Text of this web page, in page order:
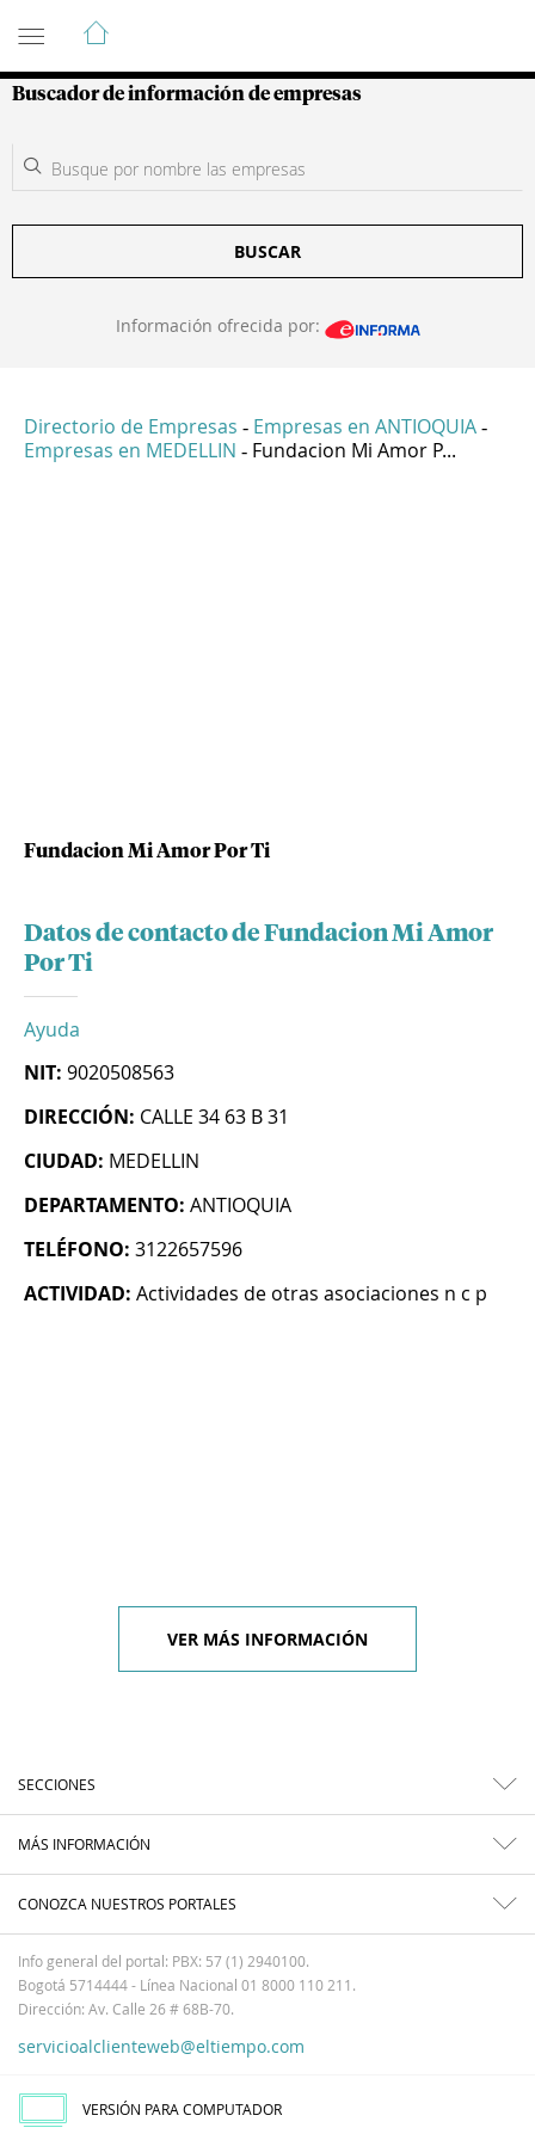
Guía de Empresas Colombianas
Buscador de información de empresas
BUSCAR
Información ofrecida por:
Directorio de Empresas - Empresas en ANTIOQUIA -
Empresas en MEDELLIN - Fundacion Mi Amor P...
Fundacion Mi Amor Por Ti
Datos de contacto de Fundacion Mi Amor
Por Ti
Ayuda
NIT: 9020508563
DIRECCIÓN: CALLE 34 63 B 31
CIUDAD: MEDELLIN
DEPARTAMENTO: ANTIOQUIA
TELÉFONO: 3122657596
ACTIVIDAD: Actividades de otras asociaciones n c p
VER MÁS INFORMACIÓN
SECCIONES
MÁS INFORMACIÓN
CONOZCA NUESTROS PORTALES
Info general del portal: PBX: 57 (1) 2940100.
Bogotá 5714444 - Línea Nacional 01 8000 110 211.
Dirección: Av. Calle 26 # 68B-70.
servicioalclienteweb@eltiempo.com
VERSIÓN PARA COMPUTADOR